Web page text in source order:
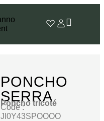
PONCHO
SERRA
Poncho tricoté
Code :
Jl0Y43SPOOOO